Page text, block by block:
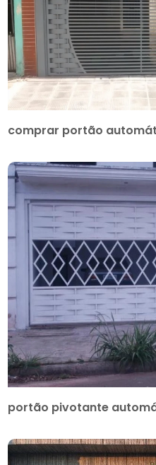
comprar portão
portão pivotante